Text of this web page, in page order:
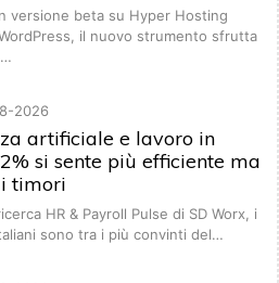
versione beta su Hyper Hosting
il nuovo strumento sfrutta
2026
artificiale e lavoro in
si sente più efficiente ma
timori
HR & Payroll Pulse di SD Worx, i
sono tra i più convinti del…